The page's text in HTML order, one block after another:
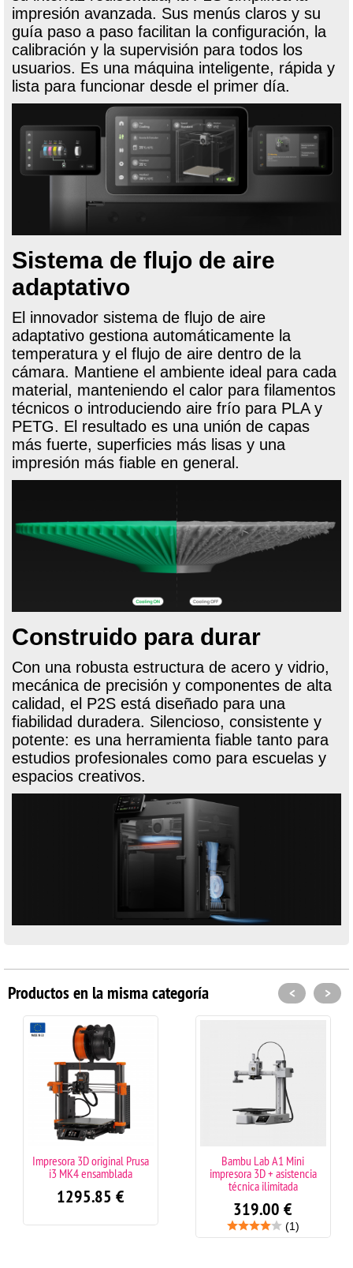
impresión avanzada. Sus menús claros y su
guía paso a paso facilitan la configuración, la
calibración y la supervisión para todos los
usuarios. Es una máquina inteligente, rápida y
lista para funcionar desde el primer día.
Sistema de flujo de aire
adaptativo
El innovador sistema de flujo de aire
adaptativo gestiona automáticamente la
temperatura y el flujo de aire dentro de la
cámara. Mantiene el ambiente ideal para cada
material, manteniendo el calor para filamentos
técnicos o introduciendo aire frío para PLA y
PETG. El resultado es una unión de capas
más fuerte, superficies más lisas y una
impresión más fiable en general.
Construido para durar
Con una robusta estructura de acero y vidrio,
mecánica de precisión y componentes de alta
calidad, el P2S está diseñado para una
fiabilidad duradera. Silencioso, consistente y
potente: es una herramienta fiable tanto para
estudios profesionales como para escuelas y
espacios creativos.
Productos en la misma categoría
Impresora 3D original Prusa
i3 MK4 ensamblada
1295.85 €
Bambu Lab A1 Mini
impresora 3D + asistencia
técnica ilimitada
319.00 €
(1)
< >